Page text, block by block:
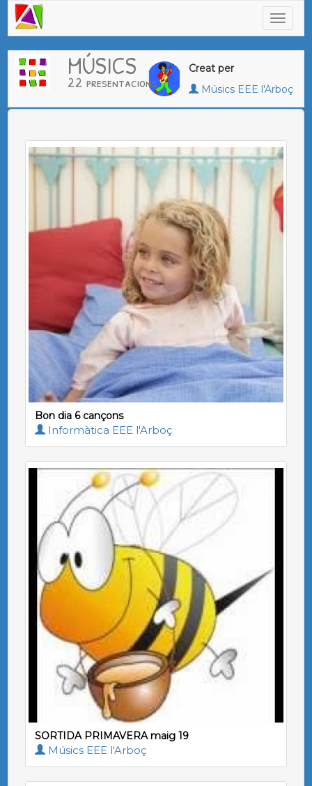
MÚSICS
22 presentacions
Creat per
Músics EEE l'Arboç
Bon dia 6 cançons
Informàtica EEE l'Arboç
SORTIDA PRIMAVERA maig 19
Músics EEE l'Arboç